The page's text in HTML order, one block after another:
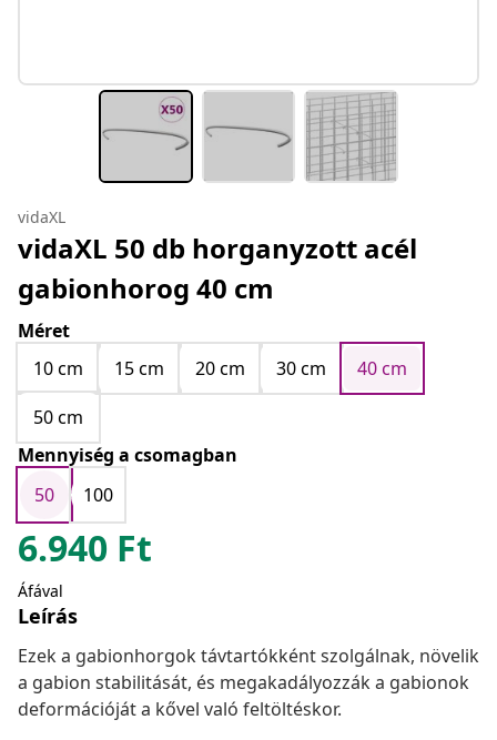
vidaXL
vidaXL 50 db horganyzott acél
gabionhorog 40 cm
Méret
10 cm
15 cm 20 cm 30 cm
40 cm
50 cm
Mennyiség a csomagban
50
100
6.940 Ft
Áfával
Leírás
Ezek a gabionhorgok távtartókként szolgálnak, növelik
a gabion stabilitását, és megakadályozzák a gabionok
deformációját a kővel való feltöltéskor.